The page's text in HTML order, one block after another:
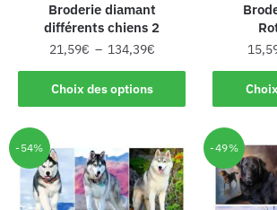
Broderie diamant
différents chiens 2
21,59€ – 134,39€
Choix des options
-54% -49%